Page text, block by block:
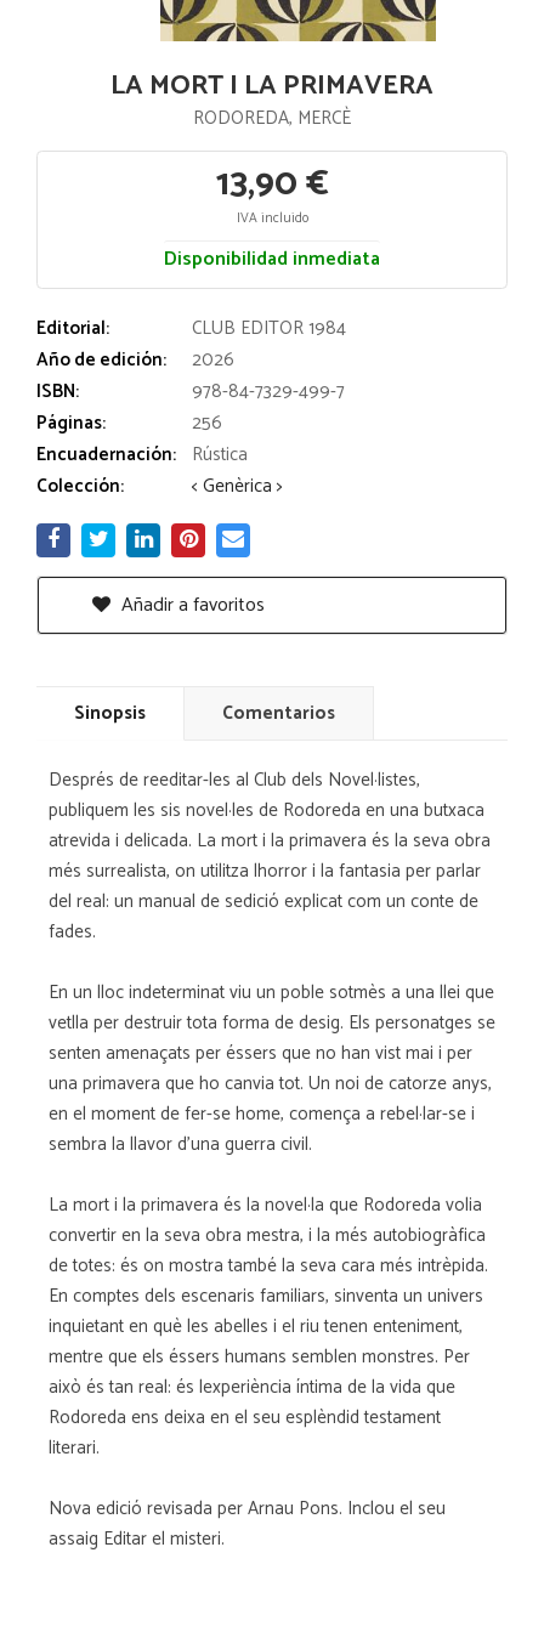
LA MORT I LA PRIMAVERA
RODOREDA, MERCÈ
13,90 €
IVA incluido
Disponibilidad inmediata
Editorial:
CLUB EDITOR 1984
Año de edición:
2026
ISBN:
978-84-7329-499-7
Páginas:
256
Encuadernación: Rústica
Colección:
< Genèrica >
Añadir a favoritos
Sinopsis Comentarios
Després de reeditar-les al Club dels Novel·listes,
publiquem les sis novel·les de Rodoreda en una butxaca
atrevida i delicada. La mort i la primavera és la seva obra
més surrealista, on utilitza lhorror i la fantasia per parlar
del real: un manual de sedició explicat com un conte de
fades.
En un lloc indeterminat viu un poble sotmès a una llei que
vetlla per destruir tota forma de desig. Els personatges se
senten amenaçats per éssers que no han vist mai i per
una primavera que ho canvia tot. Un noi de catorze anys,
en el moment de fer-se home, comença a rebel·lar-se i
sembra la llavor d'una guerra civil.
La mort i la primavera és la novel·la que Rodoreda volia
convertir en la seva obra mestra, i la més autobiogràfica
de totes: és on mostra també la seva cara més intrèpida.
En comptes dels escenaris familiars, sinventa un univers
inquietant en què les abelles i el riu tenen enteniment,
mentre que els éssers humans semblen monstres. Per
això és tan real: és lexperiència íntima de la vida que
Rodoreda ens deixa en el seu esplèndid testament
literari.
Nova edició revisada per Arnau Pons. Inclou el seu
assaig Editar el misteri.